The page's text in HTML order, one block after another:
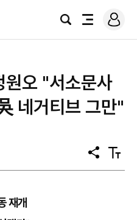
검
전
로
그
오 "서소문사
네거티브 그만"
공
유
텍
스
재개